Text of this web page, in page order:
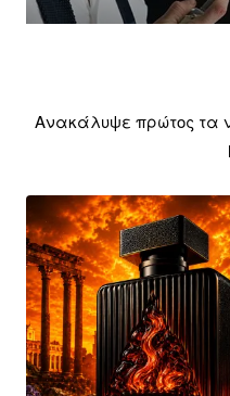
Ανακάλυψε πρώτος τα